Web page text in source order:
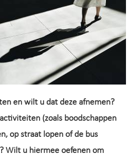
en wilt u dat deze afnemen?
(zoals boodschappen
op straat lopen of de bus
Wilt u hiermee oefenen om